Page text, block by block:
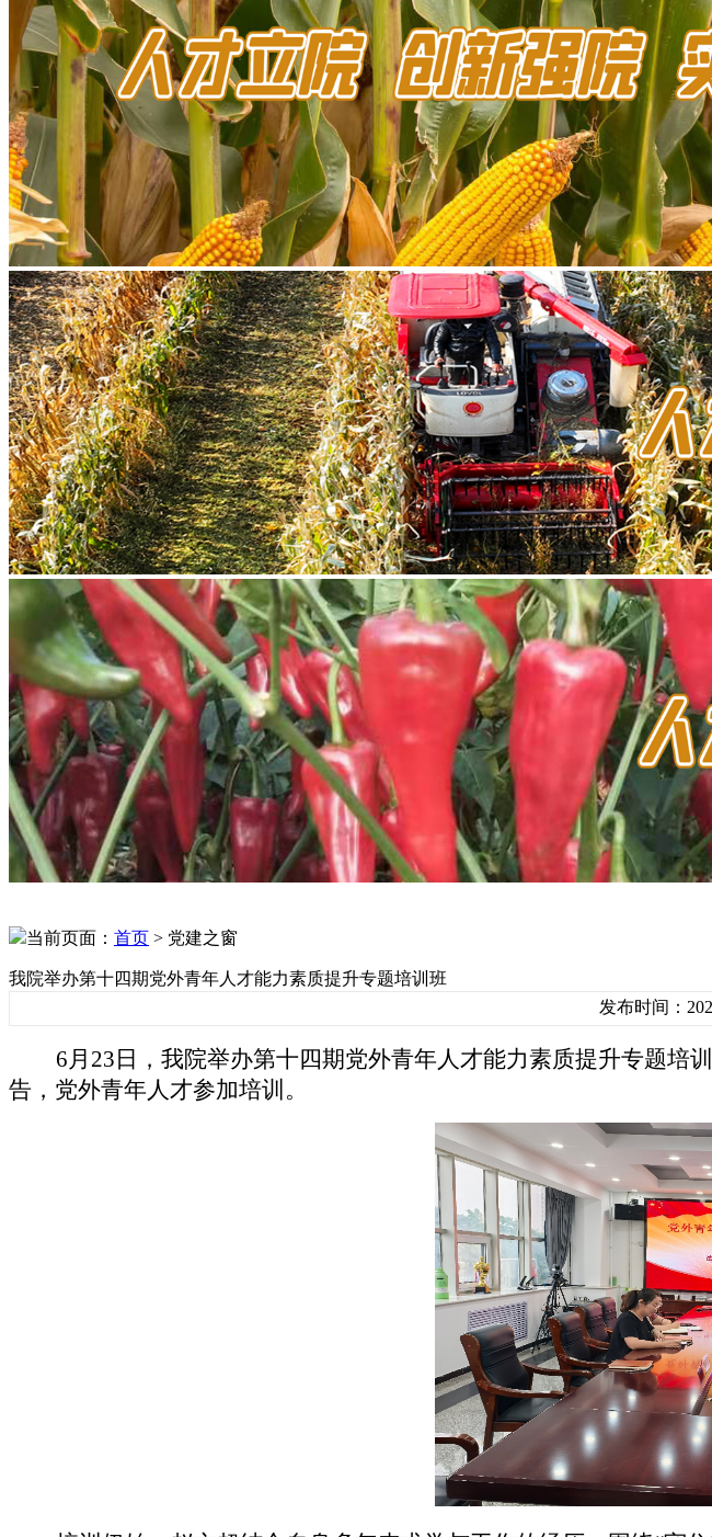
当前页面： 首页 > 党建之窗
我院举办第十四期党外青年人才能力素质提升专题培训班
发布时间：
6月23日，我院举办第十四期党外青年人才能力素质提升专题培
告，党外青年人才参加培训。